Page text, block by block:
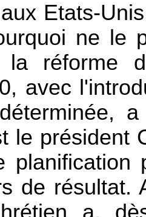
Etats-
ne le
réforme
avec
le président
planification
de résultat.